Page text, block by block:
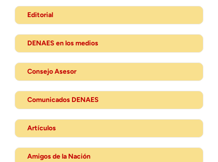
Editorial
DENAES en los medios
Consejo Asesor
Comunicados DENAES
Artículos
Amigos de la Nación